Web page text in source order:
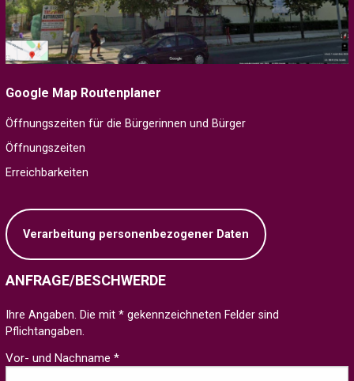
Google Map Routenplaner
Öffnungszeiten für die Bürgerinnen und Bürger
Öffnungszeiten
Erreichbarkeiten
Verarbeitung personenbezogener Daten
ANFRAGE/BESCHWERDE
Ihre Angaben. Die mit * gekennzeichneten Felder sind
Pflichtangaben.
Vor- und Nachname *